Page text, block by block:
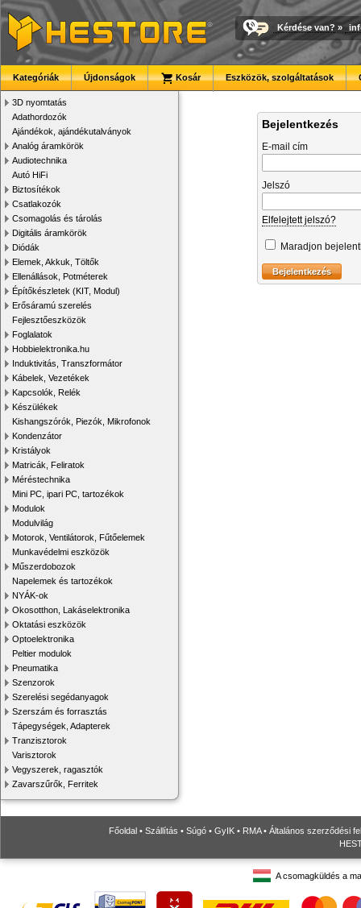
Kérdése van? »
Kategóriák Újdonságok Kosár Eszközök, szolgáltatások
3D nyomtatás
Adathordozók
Ajándékok, ajándékutalványok
Analóg áramkörök
Audiotechnika
Autó HiFi
Biztosítékok
Csatlakozók
Csomagolás és tárolás
Digitális áramkörök
Diódák
Elemek, Akkuk, Töltők
Ellenállások, Potméterek
Építőkészletek (KIT, Modul)
Erősáramú szerelés
Fejlesztőeszközök
Foglalatok
Hobbielektronika.hu
Induktivitás, Transzformátor
Kábelek, Vezetékek
Kapcsolók, Relék
Készülékek
Kishangszórók, Piezók, Mikrofonok
Kondenzátor
Kristályok
Matricák, Feliratok
Méréstechnika
Mini PC, ipari PC, tartozékok
Modulok
Modulvilág
Motorok, Ventilátorok, Fűtőelemek
Munkavédelmi eszközök
Műszerdobozok
Napelemek és tartozékok
NYÁK-ok
Okosotthon, Lakáselektronika
Oktatási eszközök
Optoelektronika
Peltier modulok
Pneumatika
Szenzorok
Szerelési segédanyagok
Szerszám és forrasztás
Tápegységek, Adapterek
Tranzisztorok
Varisztorok
Vegyszerek, ragasztók
Zavarszűrők, Ferritek
Bejelentkezés
E-mail cím
Jelszó
Elfelejtett jelszó?
Maradjon
Főoldal • Szállítás • Súgó • GyIK • RMA• Általános szerződési
A csomagküldés a